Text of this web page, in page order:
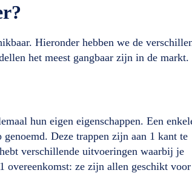
Hieronder hebben we de
het meest gangbaar zijn in de markt.
hun eigen eigenschappen. Een
Deze trappen zijn aan 1 kant te
verschillende uitvoeringen waarbij je
overeenkomst: ze zijn allen geschikt voor